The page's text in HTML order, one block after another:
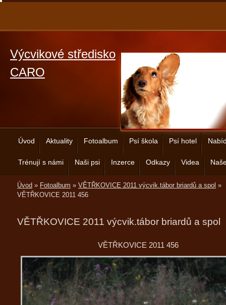
Výcvikové středisko
CARO
Úvod Aktuality Fotoalbum Psí škola Psí hotel
Trénují s námi Naši psi Inzerce Odkazy Videa
Úvod » Fotoalbum » VĚTŘKOVICE 2011 výcvik.tábor briardů a spol »
VĚTŘKOVICE 2011 456
VĚTŘKOVICE 2011 výcvik.tábor briardů a spol
VĚTŘKOVICE 2011 456